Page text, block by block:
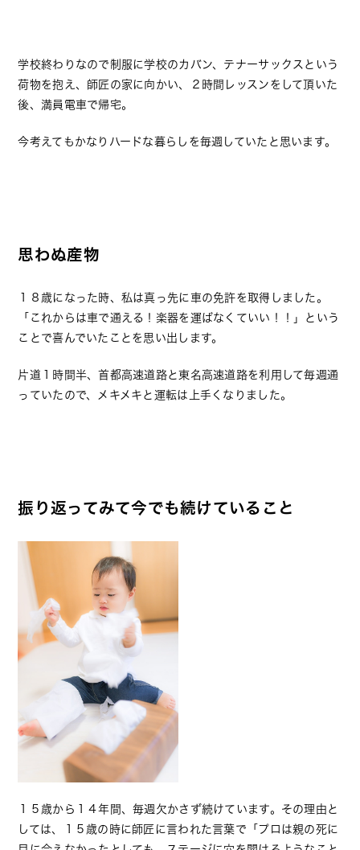
学校終わりなので制服に学校のカバン、テナーサックスという
荷物を抱え、師匠の家に向かい、２時間レッスンをして頂いた
後、満員電車で帰宅。
今考えてもかなりハードな暮らしを毎週していたと思います。
思わぬ産物
１８歳になった時、私は真っ先に車の免許を取得しました。
「これからは車で通える！楽器を運ばなくていい！！」という
ことで喜んでいたことを思い出します。
片道１時間半、首都高速道路と東名高速道路を利用して毎週通
っていたので、メキメキと運転は上手くなりました。
振り返ってみて今でも続けていること
１５歳から１４年間、毎週欠かさず続けています。その理由と
しては、１５歳の時に師匠に言われた言葉で「プロは親の死に